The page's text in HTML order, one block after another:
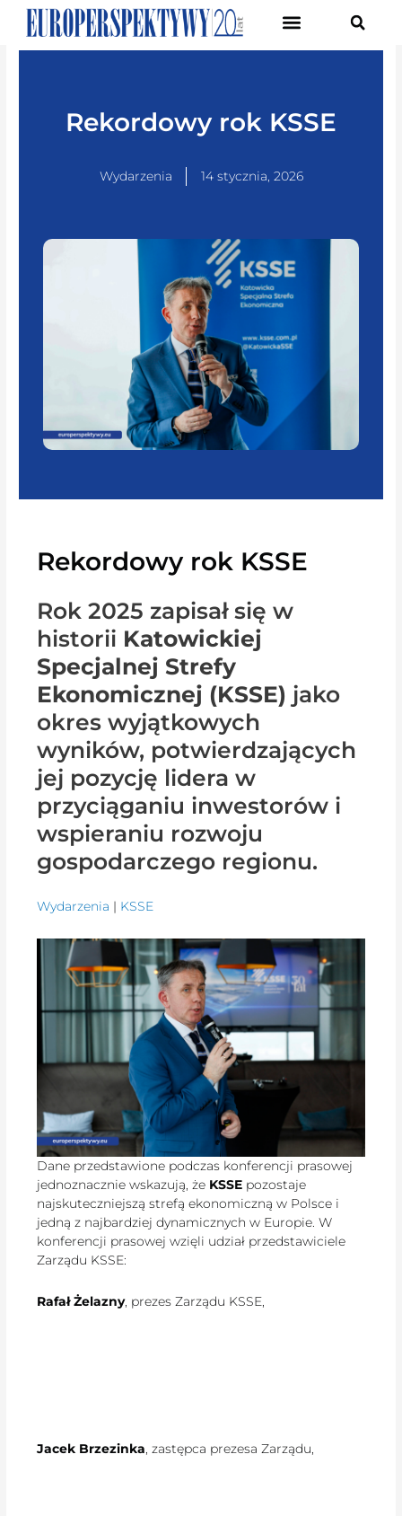
Rekordowy rok KSSE
Wydarzenia 14 stycznia, 2026
Rekordowy rok KSSE
Rok 2025 zapisał się w
historii Katowickiej
Specjalnej Strefy
Ekonomicznej (KSSE) jako
okres wyjątkowych
wyników, potwierdzających
jej pozycję lidera w
przyciąganiu inwestorów i
wspieraniu rozwoju
gospodarczego regionu.
Wydarzenia | KSSE
Dane przedstawione podczas konferencji prasowej
jednoznacznie wskazują, że KSSE pozostaje
najskuteczniejszą strefą ekonomiczną w Polsce i
jedną z najbardziej dynamicznych w Europie. W
konferencji prasowej wzięli udział przedstawiciele
Zarządu KSSE:
Rafał Żelazny, prezes Zarządu KSSE,
Jacek Brzezinka, zastępca prezesa Zarządu,